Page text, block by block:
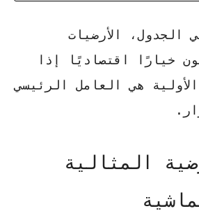
الجدول، الأرضيات
خيارًا اقتصاديًا إذا
هي العامل الرئيسي
المثالية